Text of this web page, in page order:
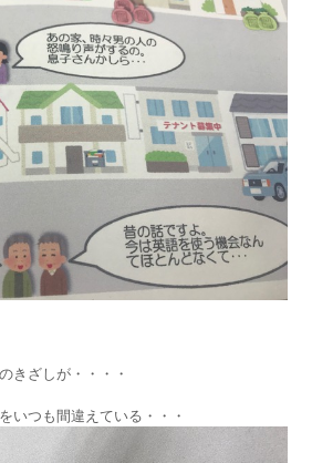
きざしが・・・・
いつも間違えている・・・